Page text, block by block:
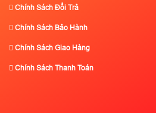
Chính Sách Đổi Trả
Chính Sách Bảo Hành
Chính Sách Giao Hàng
Chính Sách Thanh Toán